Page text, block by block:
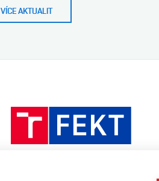
VÍCE AKTUALIT